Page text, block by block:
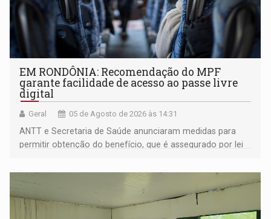
EM RONDÔNIA: Recomendação do MPF
garante facilidade de acesso ao passe livre
digital
Geral 05 de Agosto de 2026 às 14:31
ANTT e Secretaria de Saúde anunciaram medidas para
permitir obtenção do benefício, que é assegurado por lei